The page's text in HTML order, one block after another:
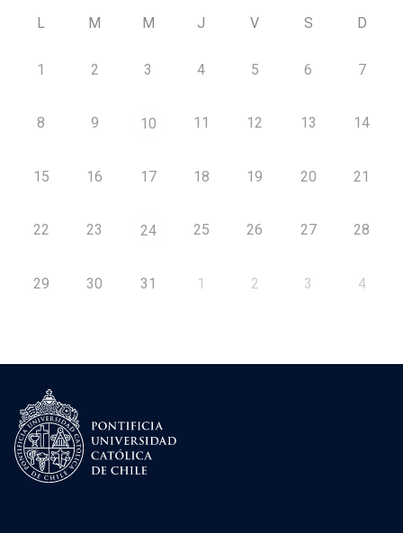
L M M J V S D
1 2 3 4 5 6 7
8 9 10 11 12 13 14
15 16 17 18 19 20 21
22 23 24 25 26 27 28
29 30 31 1 2 3 4